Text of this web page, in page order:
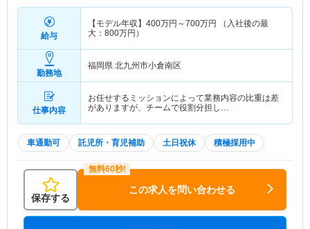
給与
【モデル年収】 400万円～700万円
（入社後の最
大：800万円）
勤務地
福岡県 北九州市小倉南区
仕事内容
お任せするミッションによって業務内容の比重は差
がありますが、チームで役割分担し…
車通勤可 託児所・育児補助 土日祝休 積極採用中
保存する
この求人を問い合わせる